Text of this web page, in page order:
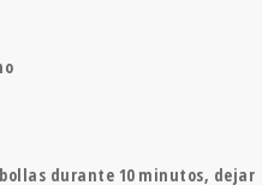
durante 10 minutos, dejar